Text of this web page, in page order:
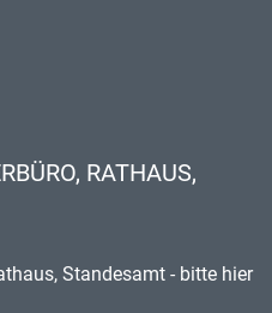
RATHAUS,
Standesamt - bitte hier